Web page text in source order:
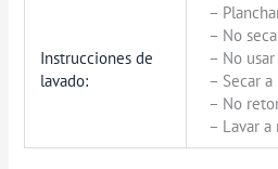
Instrucciones de
lavado:
–
– No
– No
– Secar
– No
– Lavar a